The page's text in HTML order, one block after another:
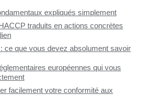
expliqués simplement
traduits en actions concrètes
ce que vous devez absolument savoir
européennes qui vous
facilement votre conformité aux